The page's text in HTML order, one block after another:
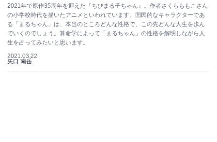
2021年で原作35周年を迎えた『ちびまる子ちゃん』。作者さくらももこさん
の小学校時代を描いたアニメといわれています。国民的なキャラクターであ
る「まるちゃん」は、本当のところどんな性格で、この先どんな人生を歩ん
でいくのでしょう。算命学によって「まるちゃん」の性格を解明しながら人
生を占ってみたいと思います。
2021.03.22
矢口 南岳